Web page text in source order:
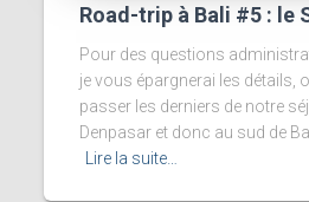
Road-trip à Bali #5 : le
Pour des questions
je vous épargnerai les détails,
passer les derniers de notre
Denpasar et donc au sud de
Lire la suite…